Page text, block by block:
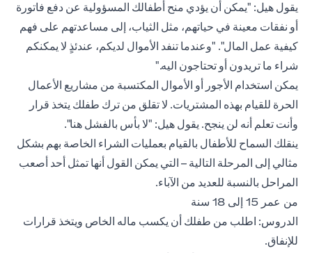
يقول هيل: "يمكن أن يؤدي منح أطفالك المسؤولية عن دفع فاتورة
أو نفقات معينة في حياتهم، مثل الثياب، إلى مساعدتهم على فهم
كيفية عمل المال". "وعندما تنفد الأموال لديكم، عندئذٍ لا يمكنكم
شراء ما تريدون أو تحتاجون اليه."
يمكن استخدام الأجور أو الأموال المكتسبة من مشاريع الأعمال
الحرة للقيام بهذه المشتريات. لا تقلق من ترك طفلك يتخذ قرار
وأنت تعلم أنه لن ينجح. يقول هيل: "لا بأس بالفشل هنا".
ينقلك السماح للأطفال بالقيام بعمليات الشراء الخاصة بهم بشكل
مثالي إلى المرحلة التالية – التي يمكن القول أنها تمثل أحد أصعب
المراحل بالنسبة للعديد من الآباء.
من عمر 15 إلى 18 سنة
الدروس: اطلب من طفلك أن يكسب ماله الخاص ويتخذ قرارات
للإنفاق.